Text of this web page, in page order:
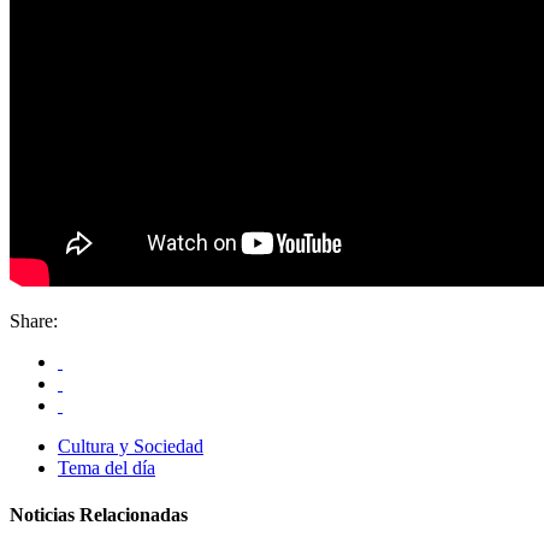
Share:
Cultura y Sociedad
Tema del día
Noticias Relacionadas